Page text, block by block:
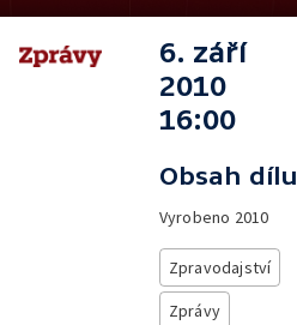
6. září
2010
16:00
Obsah dílu
Vyrobeno 2010
Zpravodajství
Zprávy